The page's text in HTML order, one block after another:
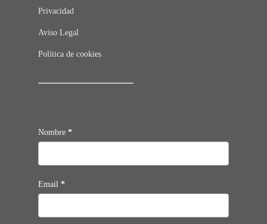
Privacidad
Aviso Legal
Política de cookies
Contacto
Nombre *
Email *